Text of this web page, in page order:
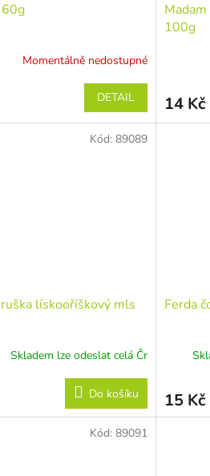
60g
Momentálně nedostupné
DETAIL
100g
14 Kč
lískooříškový mls
Skladem lze odeslat celá Čr
Do košíku
Kód: 89089
Ferda
15 Kč
Kód: 89091